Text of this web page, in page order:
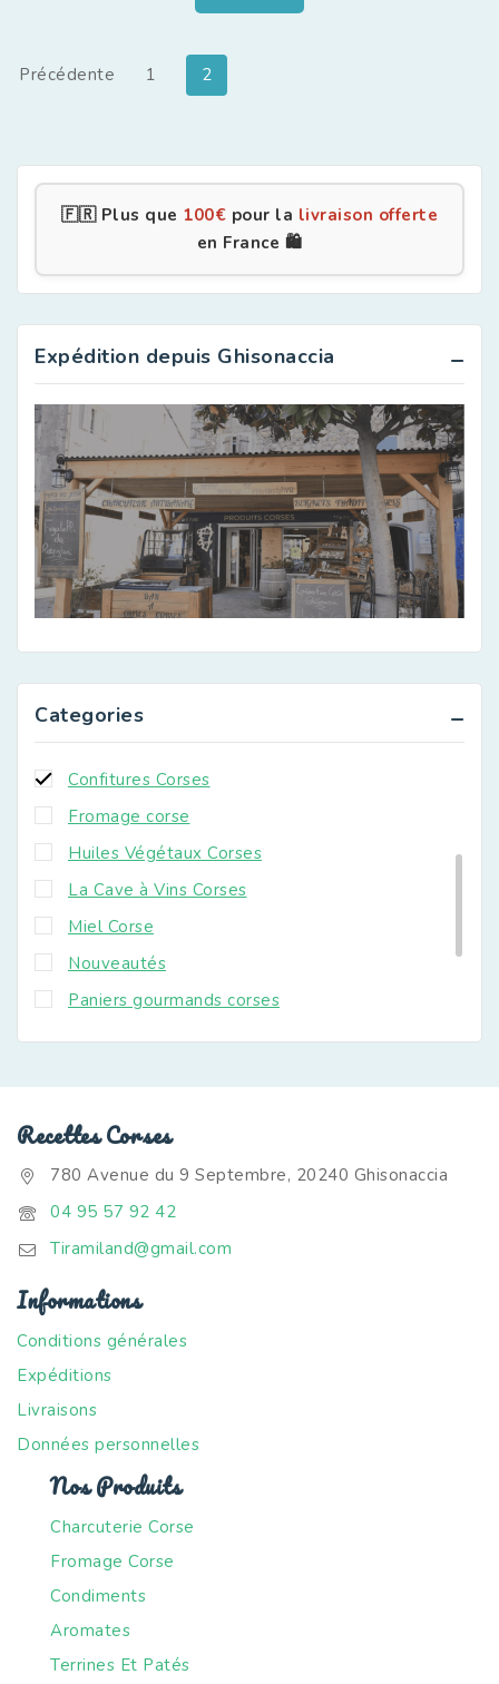
Précédente 1 2
🇫🇷 Plus que 100€ pour la livraison offerte
en France 🛍️
Expédition depuis Ghisonaccia
Categories
Apéritifs Corses
Aromates
Biscuits et gateaux corses
Châtaigne et dérivés Corses
Condiments Corses
Confitures Corses
Fromage corse
Huiles Végétaux Corses
La Cave à Vins Corses
Miel Corse
Nouveautés
Paniers gourmands corses
Plats cuisinés Corses
Spiritueux Corses
Terrines et Pâtés Corses
Recettes Corses
780 Avenue du 9 Septembre, 20240 Ghisonaccia
04 95 57 92 42
Tiramiland@gmail.com
Informations
Conditions générales
Expéditions
Livraisons
Données personnelles
Nos Produits
Charcuterie Corse
Fromage Corse
Condiments
Aromates
Terrines Et Patés